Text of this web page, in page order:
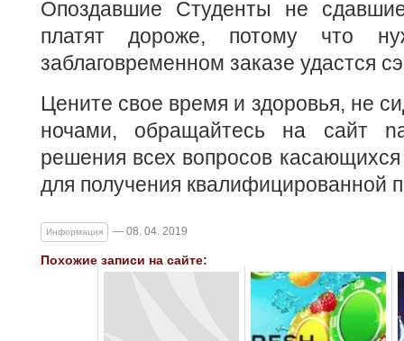
Опоздавшие Студенты не
платят дороже, потому что
заблаговременном заказе удастся
Цените свое время и здоровья, не
ночами, обращайтесь на сайт
решения всех вопросов касающихся
для получения квалифицированной
Информация — 08. 04. 2019
Похожие записи на сайте: